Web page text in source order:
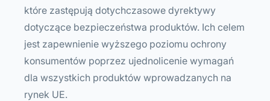
które zastępują dotychczasowe dyrektywy
dotyczące bezpieczeństwa produktów. Ich celem
jest zapewnienie wyższego poziomu ochrony
konsumentów poprzez ujednolicenie wymagań
dla wszystkich produktów wprowadzanych na
rynek UE.